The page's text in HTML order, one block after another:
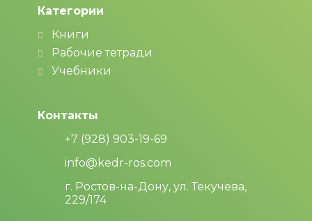
Категории
Книги
Рабочие тетради
Учебники
Контакты
+7 (928) 903-19-69
info@kedr-ros.com
г. Ростов-на-Дону, ул. Текучева,
229/174